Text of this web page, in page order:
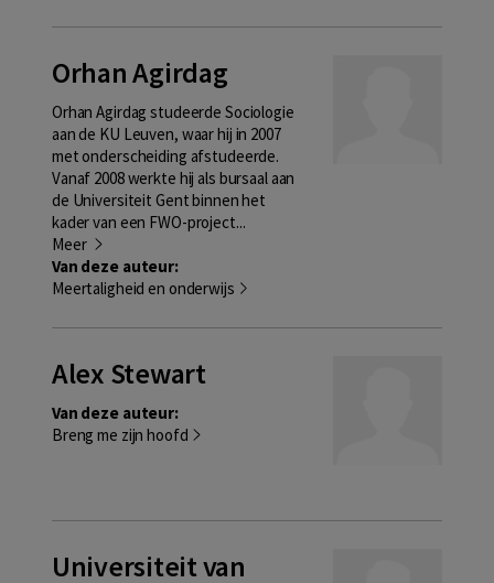
Orhan Agirdag
Orhan Agirdag studeerde Sociologie
aan de KU Leuven, waar hij in 2007
met onderscheiding afstudeerde.
Vanaf 2008 werkte hij als bursaal aan
de Universiteit Gent binnen het
kader van een FWO-project...
Meer
Van deze auteur:
Meertaligheid en onderwijs
Alex Stewart
Van deze auteur:
Breng me zijn hoofd
Universiteit van